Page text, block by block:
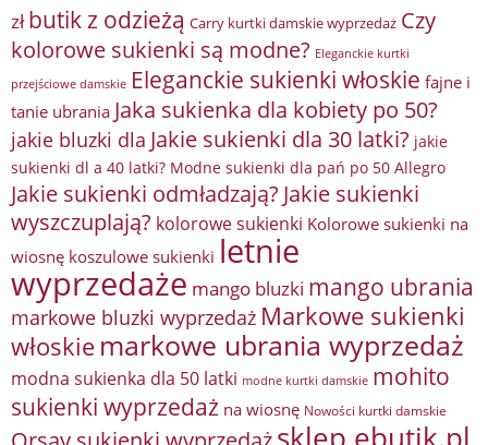
zł butik z odzieżą Carry kurtki damskie wyprzedaż Czy
kolorowe sukienki są modne? Eleganckie kurtki
przejściowe damskie Eleganckie sukienki włoskie fajne i
tanie ubrania Jaka sukienka dla kobiety po 50?
jakie bluzki dla Jakie sukienki dla 30 latki? jakie
sukienki dl a 40 latki? Modne sukienki dla pań po 50 Allegro
Jakie sukienki odmładzają? Jakie sukienki
wyszczuplają? kolorowe sukienki Kolorowe sukienki na
wiosnę koszulowe sukienki letnie
wyprzedaże mango bluzki mango ubrania
markowe bluzki wyprzedaż Markowe sukienki
włoskie markowe ubrania wyprzedaż
modna sukienka dla 50 latki modne kurtki damskie mohito
sukienki wyprzedaż na wiosnę Nowości kurtki damskie